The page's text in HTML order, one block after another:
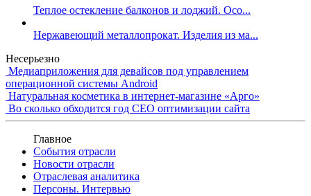
Теплое остекление балконов и лоджий. Осо...
Нержавеющий металлопрокат. Изделия из ма...
Несерьезно
Медиаприложения для девайсов под управлением
операционной системы Android
Натуральная косметика в интернет-магазине «Арго»
Во сколько обходится год СЕО оптимизации сайта
Главное
События отрасли
Новости отрасли
Отраслевая аналитика
Персоны. Интервью